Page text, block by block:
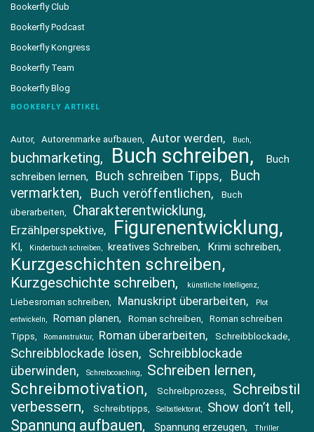
Bookerfly Club
Bookerfly Podcast
Bookerfly Kongress
Bookerfly Team
Bookerfly Blog
BOOKERFLY ARTIKEL
Autor Autorenmarke aufbauen Autor werden Buch
buchmarketing Buch schreiben
Buch
schreiben lernen
Buch schreiben Tipps
Buch
vermarkten
Buch veröffentlichen
Buch
überarbeiten
Charakterentwicklung
Erzählperspektive Figurenentwicklung
KI Kinderbuch schreiben kreatives Schreiben Krimi schreiben
Kurzgeschichten schreiben
Kurzgeschichte schreiben künstliche Intelligenz
Liebesroman schreiben Manuskript überarbeiten
Plot
entwickeln
Roman planen Roman schreiben
Roman schreiben
Tipps
Romanstruktur Roman überarbeiten Schreibblockade
Schreibblockade lösen
Schreibblockade
überwinden
Schreibcoaching Schreiben lernen
Schreibmotivation Schreibprozess
Schreibstil
verbessern
Schreibtipps Selbstlektorat Show don’t tell
Spannung aufbauen Spannung erzeugen Thriller